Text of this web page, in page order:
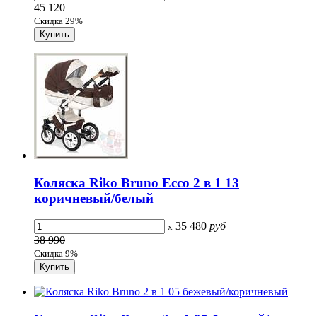
45 120
Скидка 29%
Коляска Riko Bruno Ecco 2 в 1 13
коричневый/белый
x 35 480 руб
38 990
Скидка 9%